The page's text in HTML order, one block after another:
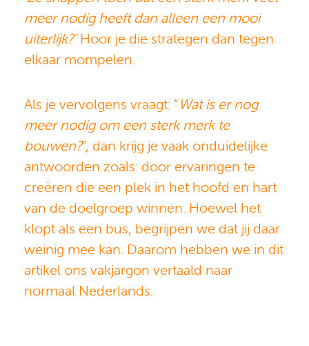
meer nodig heeft dan alleen een mooi
uiterlijk?'Hoor je die strategen dan tegen
elkaar mompelen.
Als je vervolgens vraagt: “ Wat is er nog
meer nodig om een sterk merk te
bouwen?”, dan krijg je vaak onduidelijke
antwoorden zoals: door ervaringen te
creëren die een plek in het hoofd en hart
van de doelgroep winnen. Hoewel het
klopt als een bus, begrijpen we dat jij daar
weinig mee kan. Daarom hebben we in dit
artikel ons vakjargon vertaald naar
normaal Nederlands.